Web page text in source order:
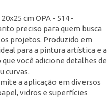
cm OPA - 514 -
preciso para quem busca
projetos. Produzido em
para a pintura artística e a
você adicione detalhes de
curvas.
a aplicação em diversos
vidros e superfícies